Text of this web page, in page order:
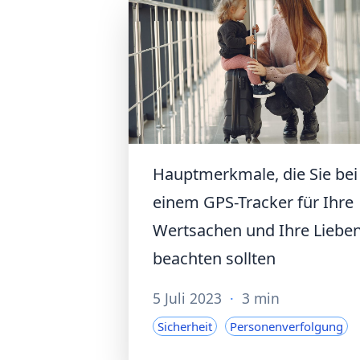
Hauptmerkmale, die Sie bei
einem GPS-Tracker für Ihre
Wertsachen und Ihre
beachten sollten
5 Juli 2023 · 3 min
Sicherheit Personenverfolgung